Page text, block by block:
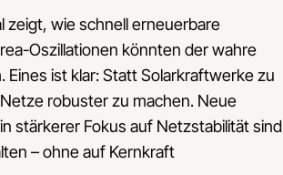
zeigt, wie schnell erneuerbare
Oszillationen könnten der wahre
ist klar: Statt Solarkraftwerke zu
robuster zu machen. Neue
stärkerer Fokus auf Netzstabilität sind
– ohne auf Kernkraft